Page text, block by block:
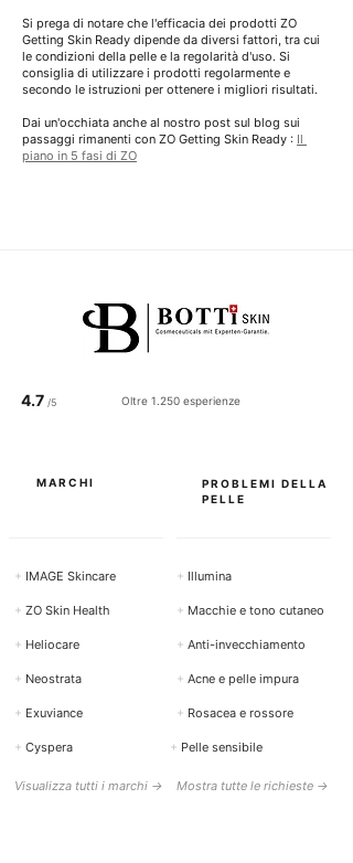
Si prega di notare che l'efficacia dei prodotti ZO
Getting Skin Ready dipende da diversi fattori, tra cui
le condizioni della pelle e la regolarità d'uso. Si
consiglia di utilizzare i prodotti regolarmente e
secondo le istruzioni per ottenere i migliori risultati.
Dai un'occhiata anche al nostro post sul blog sui
passaggi rimanenti con ZO Getting Skin Ready : Il
piano in 5 fasi di ZO
4.7 /5 Oltre 1.250 esperienze
MARCHI
PROBLEMI DELLA
PELLE
+ IMAGE Skincare + Illumina
+ ZO Skin Health + Macchie e tono cutaneo
+ Heliocare + Anti-invecchiamento
+ Neostrata + Acne e pelle impura
+ Exuviance + Rosacea e rossore
+ Cyspera + Pelle sensibile
Visualizza tutti i marchi → Mostra tutte le richieste →